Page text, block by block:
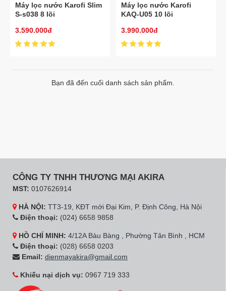
Máy lọc nước Karofi Slim
S-s038 8 lõi
3.590.000đ
Máy lọc nước Karofi
KAQ-U05 10 lõi
3.990.000đ
Bạn đã đến cuối danh sách sản phẩm.
CÔNG TY TNHH THƯƠNG MẠI AKIRA
MST: 0107626914
HÀ NỘI: TT3-19, KĐT mới Đại Kim, P. Định Công, Hà Nội
Điện thoại: (024) 6658 9858
HỒ CHÍ MINH: 4/12A Bàu Bàng , Phường Tân Bình , HCM
Điện thoại: (028) 6658 0203
Email: dienmayakira@gmail.com
Khiếu nại dịch vụ: 0967 719 333